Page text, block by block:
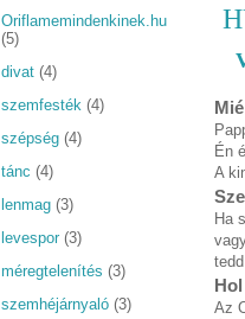
Én
A
Ha
Az
Oriflamemindenkinek.hu
(5)
divat (4)
szemfesték (4)
szépség (4)
tánc (4)
lenmag (3)
levespor (3)
méregtelenítés (3)
szemhéjárnyaló (3)